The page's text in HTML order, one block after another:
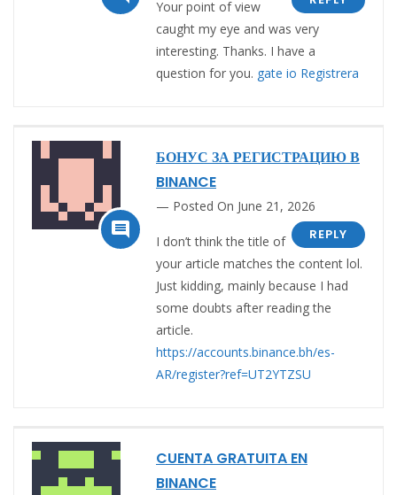
Your point of view
caught my eye and was very
interesting. Thanks. I have a
question for you. gate io Registrera

БОНУС ЗА РЕГИСТРАЦИЮ В
BINANCE
Posted On June 21, 2026
REPLY
I don’t think the title of
your article matches the content lol.
Just kidding, mainly because I had
some doubts after reading the
article.
https://accounts.binance.bh/es-
AR/register?ref=UT2YTZSU
CUENTA GRATUITA EN
BINANCE